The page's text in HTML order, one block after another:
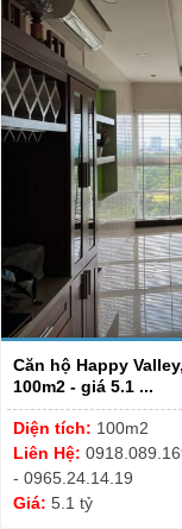
Căn hộ Happy
100m2 - giá 5.1 ...
Diện tích: 100m2
Liên Hệ:
- 0965.24.14.19
Giá: 5.1 tỷ